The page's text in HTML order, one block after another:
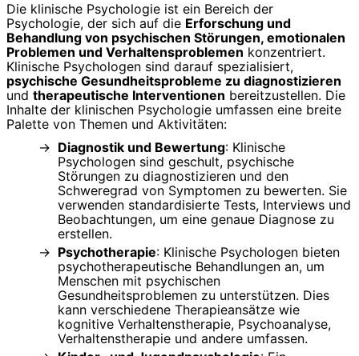
Die klinische Psychologie ist ein Bereich der
Psychologie, der sich auf die Erforschung und
Behandlung von psychischen Störungen, emotionalen
Problemen und Verhaltensproblemen konzentriert.
Klinische Psychologen sind darauf spezialisiert,
psychische Gesundheitsprobleme zu diagnostizieren
und therapeutische Interventionen bereitzustellen. Die
Inhalte der klinischen Psychologie umfassen eine breite
Palette von Themen und Aktivitäten:
Diagnostik und Bewertung: Klinische
Psychologen sind geschult, psychische
Störungen zu diagnostizieren und den
Schweregrad von Symptomen zu bewerten. Sie
verwenden standardisierte Tests, Interviews und
Beobachtungen, um eine genaue Diagnose zu
erstellen.
Psychotherapie: Klinische Psychologen bieten
psychotherapeutische Behandlungen an, um
Menschen mit psychischen
Gesundheitsproblemen zu unterstützen. Dies
kann verschiedene Therapieansätze wie
kognitive Verhaltenstherapie, Psychoanalyse,
Verhaltenstherapie und andere umfassen.